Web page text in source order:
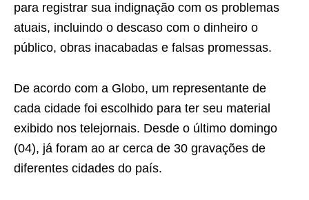
para registrar sua indignação com os problemas
atuais, incluindo o descaso com o dinheiro o
público, obras inacabadas e falsas promessas.
De acordo com a Globo, um representante de
cada cidade foi escolhido para ter seu material
exibido nos telejornais. Desde o último domingo
(04), já foram ao ar cerca de 30 gravações de
diferentes cidades do país.